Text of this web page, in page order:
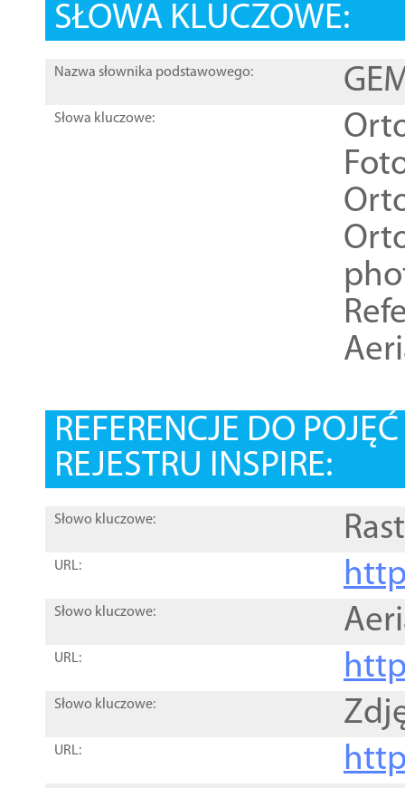
SŁOWA KLUCZOWE:
Nazwa słownika podstawowego:
Słowa kluczowe:
REFERENCJE DO
REJESTRU INSPIRE:
Słowo kluczowe:
URL:
Słowo kluczowe:
URL:
Słowo kluczowe:
URL: